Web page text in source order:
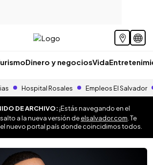
Dinero y negociosVida
Hospital Rosales Empleos El Salvador
DE ARCHIVO:¡Estás navegando en el
a la nueva versión deelsalvador.com . Te
nuevo portal país donde coincidimos todos.